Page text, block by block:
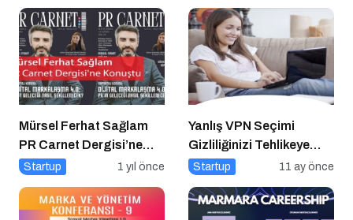
Mürsel Ferhat Sağlam
PR Carnet Dergisi’ne
Konuştu
Startup 1 yıl önce
Yanlış VPN Seçimi
Gizliliğinizi Tehlikeye
Atabilir
Startup 11 ay önce